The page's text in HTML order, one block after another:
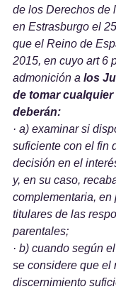
de los Derechos de
en Estrasburgo el
que el Reino de
2015, en cuyo art 6
admonición a los
de tomar cualquier
deberán:
· a) examinar si
suficiente con el fin
decisión en el
y, en su caso,
complementaria, en
titulares de las
parentales;
· b) cuando según
se considere que el
discernimiento